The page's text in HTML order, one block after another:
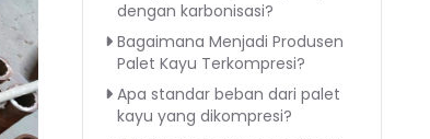
dengan karbonisasi?
Bagaimana Menjadi Produsen
Palet Kayu Terkompresi?
Apa standar beban dari palet
kayu yang dikompresi?